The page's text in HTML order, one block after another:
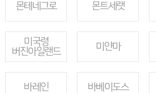
몬테네그로 몬트세랫
미국령
버진아일랜드
미얀마
바레인 바베이도스